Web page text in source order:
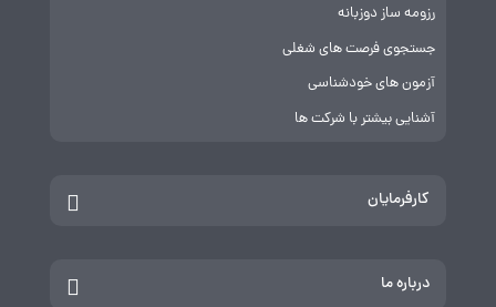
رزومه ساز دوزبانه
جستجوی فرصت های شغلی
آزمون های خودشناسی
آشنایی بیشتر با شرکت ها
کارفرمایان
درباره ما